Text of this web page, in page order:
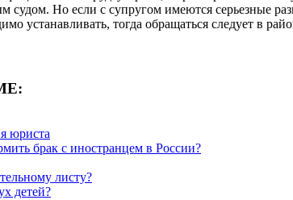
судом. Но если с супругом имеются серьезные
устанавливать, тогда обращаться следует в
юриста
брак с иностранцем в России?
листу?
детей?